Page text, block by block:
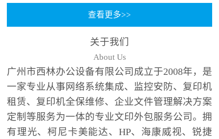
查看更多>>
关于我们
About Us
广州市西林办公设备有限公司成立于2008年，是
一家专业从事网络系统集成、监控安防、复印机
租赁、复印机全保维修、企业文件管理解决方案
定制等服务为一体的专业文印外包服务公司。拥
有理光、柯尼卡美能达、HP、海康威视、锐捷